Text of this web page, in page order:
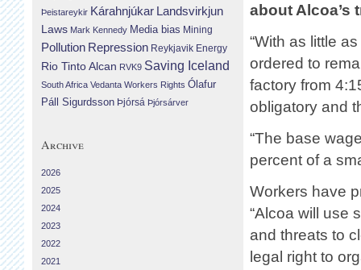
about Alcoa’s
“With as little
ordered to
factory from
obligatory and
“The base
percent of a
Workers have
“Alcoa will use
and threats to
legal right to
Þeistareykir Kárahnjúkar Landsvirkjun
Laws Mark Kennedy Media bias Mining
Pollution Repression Reykjavik Energy
Rio Tinto Alcan RVK9 Saving Iceland
South Africa Vedanta Workers Rights Ólafur
Páll Sigurdsson Þjórsá Þjórsárver
Archive
2026
2025
2024
2023
2022
2021